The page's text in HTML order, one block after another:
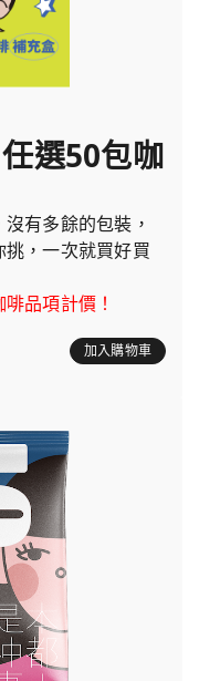
選50包咖
有多餘的包裝，
，一次就買好買
品項計價！
加入購物車